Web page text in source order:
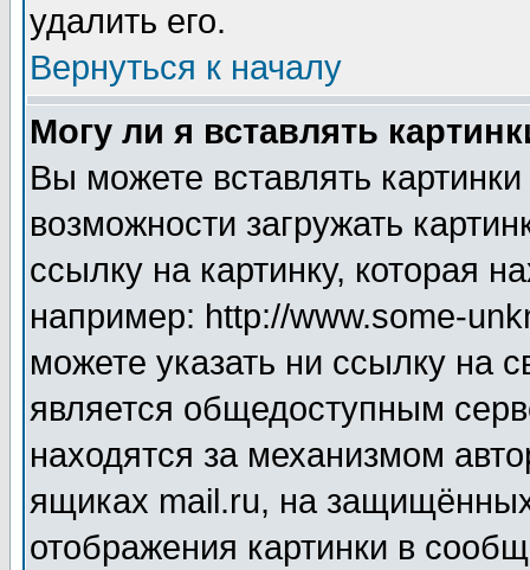
удалить его.
Вернуться к началу
Могу ли я вставлять
Вы можете вставлять
возможности загружать
ссылку на картинку, которая
например: http://www.some-
можете указать ни ссылку на
является общедоступным
находятся за механизмом
ящиках mail.ru, на
отображения картинки в